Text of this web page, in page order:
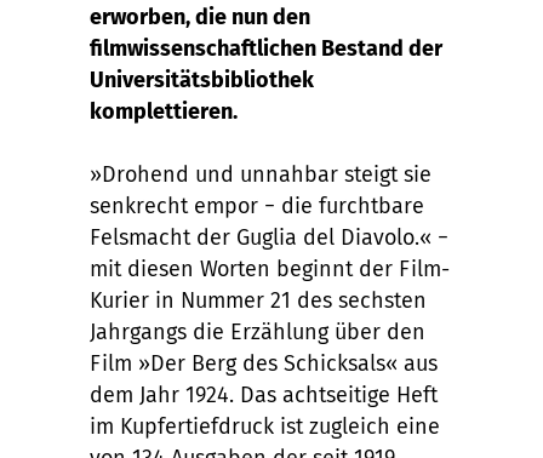
erworben, die nun den
filmwissenschaftlichen Bestand der
Universitätsbibliothek
komplettieren.
»Drohend und unnahbar steigt sie
senkrecht empor − die furchtbare
Felsmacht der Guglia del Diavolo.« −
mit diesen Worten beginnt der Film-
Kurier in Nummer 21 des sechsten
Jahrgangs die Erzählung über den
Film »Der Berg des Schicksals« aus
dem Jahr 1924. Das achtseitige Heft
im Kupfertiefdruck ist zugleich eine